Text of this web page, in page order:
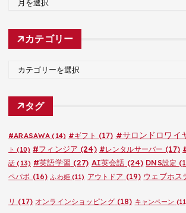
カ
カテゴリー
ゴ
タグ
#ARASAWA (14) #ギフト (17) #サロンドロワイ
ト (10) #フィンジア (24) #レンタルサーバー (17)
話 (13) #英語学習 (27) AI英会話 (24) DNS設定
ペパボ (16) ふわ姫(11) アウトドア (19) ウェブホス
リ (17) オンラインショッピング(18) キャンペーン